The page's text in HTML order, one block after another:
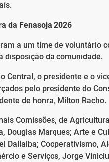
da Fenasoja 2026
a um time de voluntário
disposição da comunidade.
Central, o presidente e o
pelo presidente do
de honra, Milton Racho.
Comissões, de
Douglas Marques; Arte e
Dallalba; Cooperativismo,
e Serviços, Jorge